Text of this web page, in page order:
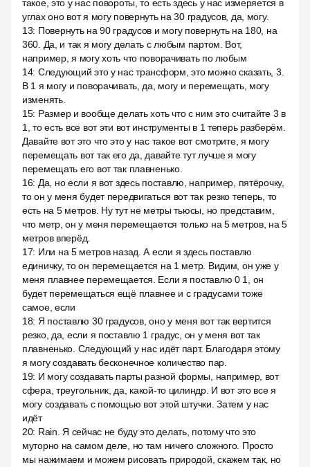
такое, это у нас повороты, то есть здесь у нас измеряется в
углах оно вот я могу повернуть на 30 градусов, да, могу.
13: Повернуть на 90 градусов и могу повернуть на 180, на
360. Да, и так я могу делать с любым партом. Вот,
например, я могу хоть что поворачивать по любым
14: Следующий это у нас трансформ, это можно сказать, 3.
В 1 я могу и поворачивать, да, могу и перемещать, могу
изменять.
15: Размер и вообще делать хоть что с ним это считайте 3 в
1, то есть все вот эти вот инструменты в 1 теперь разберём.
Давайте вот это что это у нас такое вот смотрите, я могу
перемещать вот так его да, давайте тут лучше я могу
перемещать его вот так плавненько.
16: Да, но если я вот здесь поставлю, например, пятёрочку,
то он у меня будет передвигаться вот так резко теперь, то
есть на 5 метров. Ну тут не метры тьюсы, но представим,
что метр, он у меня перемещается только на 5 метров, на 5
метров вперёд.
17: Или на 5 метров назад. А если я здесь поставлю
единичку, то он перемещается на 1 метр. Видим, он уже у
меня плавнее перемещается. Если я поставлю 0 1, он
будет перемещаться ещё плавнее и с градусами тоже
самое, если
18: Я поставлю 30 градусов, оно у меня вот так вертится
резко, да, если я поставлю 1 градус, он у меня вот так
плавненько. Следующий у нас идёт парт. Благодаря этому
я могу создавать бесконечное количество пар.
19: И могу создавать парты разной формы, например, вот
сфера, треугольник, да, какой-то цилиндр. И вот это все я
могу создавать с помощью вот этой штучки. Затем у нас
идёт
20: Rain. Я сейчас не буду это делать, потому что это
муторно на самом деле, но там ничего сложного. Просто
мы нажимаем и можем рисовать природой, скажем так, но